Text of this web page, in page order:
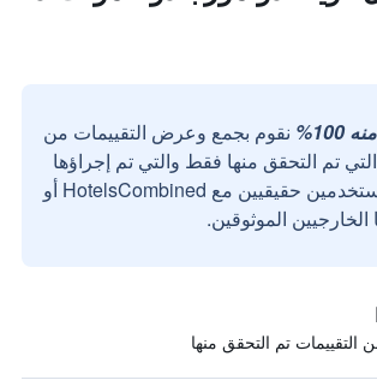
نقوم بجمع وعرض التقييمات من
تم التحقق منها فقط والتي تم إجراؤها
بواسطة مستخدمين حقيقيين مع HotelsCombined أو
الموثوقين.